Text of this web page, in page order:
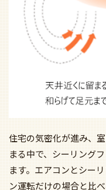
住宅の気密化が進み、
まる中で、シーリング
ます。エアコンとシー
ン運転だけの場合と比